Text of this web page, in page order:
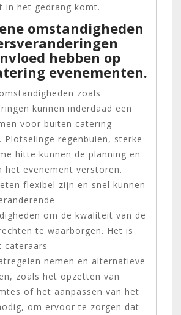
in het gedrang komt.
omstandigheden
hebben op
evenementen.
zoals
kunnen inderdaad een
voor buiten catering
Plotselinge regenbuien, sterke
hitte kunnen de planning en
het evenement verstoren.
flexibel zijn en snel kunnen
om de kwaliteit van de
te waarborgen. Het is
cateraars
nemen en alternatieve
zoals het opzetten van
of het aanpassen van het
om ervoor te zorgen dat